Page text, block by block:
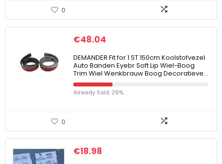
0
€48.04
DEMANDER Fit for 1 ST 150cm Koolstofvezel
Auto Banden Eyebr Soft Lip Wiel-Boog
Trim Wiel Wenkbrauw Boog Decoratieve…
Already Sold: 29%
0
€18.98